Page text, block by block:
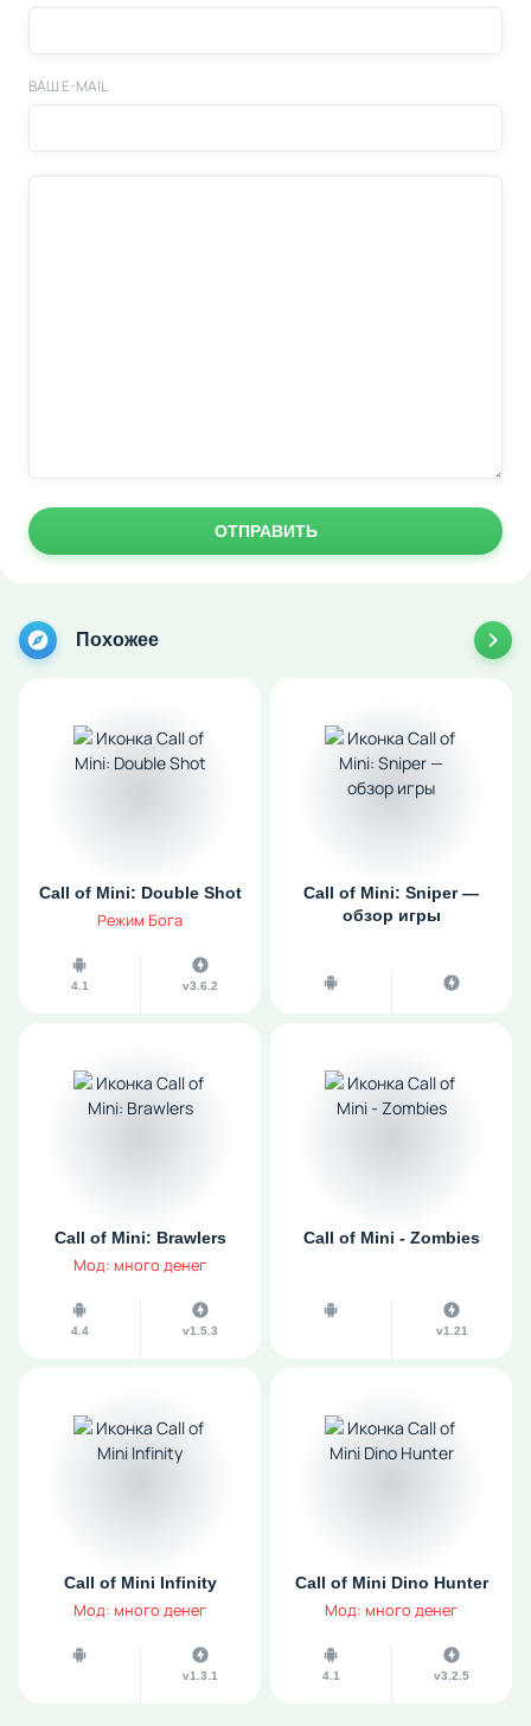
ВАШ E-MAIL
ОТПРАВИТЬ
Похожее
Call of Mini: Double Shot
Режим Бога
4.1 v3.6.2
Call of Mini: Sniper —
обзор игры
Call of Mini: Brawlers
Мод: много денег
4.4 v1.5.3
Call of Mini - Zombies
v1.21
Call of Mini Infinity
Мод: много денег
v1.3.1
Call of Mini Dino Hunter
Мод: много денег
4.1 v3.2.5